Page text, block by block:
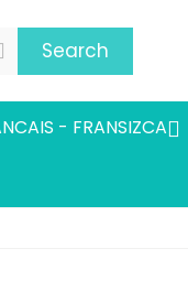
Search
- FRANSIZCA